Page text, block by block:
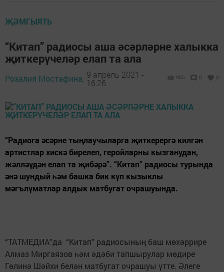
ҖӘМГЫЯТЬ
“Китап” радиосы аша әсәрләрне халыкка
җиткерүчеләр елап та ала
Розалия Мостафина, 9 апрель 2021 -
16:26
905 0 0
“Радиога әсәрне тыңлаучыларга җиткерергә килгән
артистлар хискә бирелеп, геройларны кызганудан,
жәлләүдән елап та җибәрә”. “Китап” радиосы турында
әнә шундый һәм башка бик күп кызыклы
мәгълүматлар алдык матбугат очрашуында.
“ТАТМЕДИА”да “Китап” радиосының баш мөхәррире
Алмаз Миргаязов һәм әдәби тапшырулар мөдире
Гөлинә Шәйхи белән матбугат очрашуы үтте. Әлеге